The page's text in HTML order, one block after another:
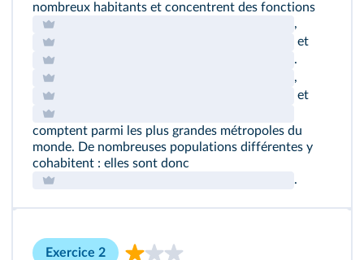
nombreux habitants et concentrent des fonctions
,
et
.
,
et
comptent parmi les plus grandes métropoles du
monde. De nombreuses populations différentes y
cohabitent : elles sont donc
.
Exercice 2